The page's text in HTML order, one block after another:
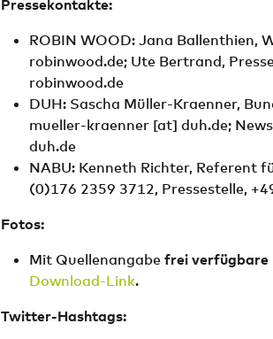
Pressekontakte:
ROBIN WOOD: Jana Ballenthien,
robinwood.de; Ute Bertrand,
robinwood.de
DUH: Sascha Müller-Kraenner,
mueller-kraenner[at] duh.de;
duh.de
NABU: Kenneth Richter, Referent
(0)176 2359 3712, Pressestelle,
Fotos:
Mit Quellenangabe frei verfügbare
Download-Link.
Twitter-Hashtags: